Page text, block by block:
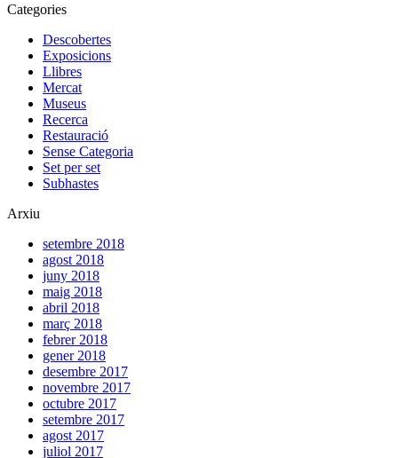
Categories
Descobertes
Exposicions
Llibres
Mercat
Museus
Recerca
Restauració
Sense Categoria
Set per set
Subhastes
Arxiu
setembre 2018
agost 2018
juny 2018
maig 2018
abril 2018
març 2018
febrer 2018
gener 2018
desembre 2017
novembre 2017
octubre 2017
setembre 2017
agost 2017
juliol 2017